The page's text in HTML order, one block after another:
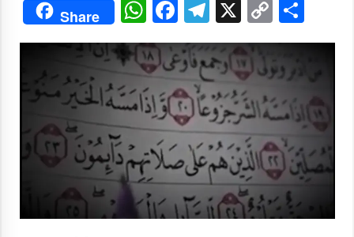
3 months ago
“Pohon Kehidupan”: Mati Dulu, Baru Hidup
3 months ago
“Manusia Digital”: Cerdas Lewat Sinyal
3 months ago
Share WhatsApp
Facebook
Telegram
X Copy
Link